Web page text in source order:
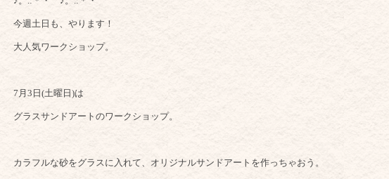
今週土日も、やります！
大人気ワークショップ。
7月3日(土曜日)は
グラスサンドアートのワークショップ。
カラフルな砂をグラスに入れて、オリジナルサンドアートを作っちゃおう。